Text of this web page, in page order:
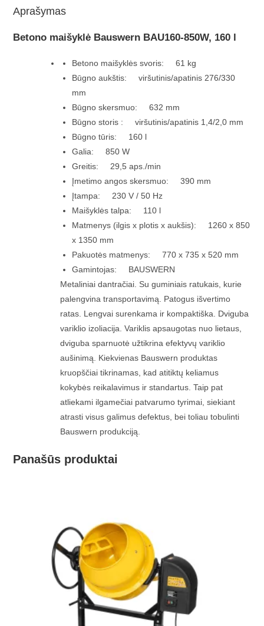
Aprašymas
Betono maišyklė Bauswern BAU160-850W, 160 l
Betono maišyklės svoris: 61 kg
Būgno aukštis: viršutinis/apatinis 276/330
mm
Būgno skersmuo: 632 mm
Būgno storis : viršutinis/apatinis 1,4/2,0 mm
Būgno tūris: 160 l
Galia: 850 W
Greitis: 29,5 aps./min
Įmetimo angos skersmuo: 390 mm
Įtampa: 230 V / 50 Hz
Maišyklės talpa: 110 l
Matmenys (ilgis x plotis x aukšis): 1260 x 850
x 1350 mm
Pakuotės matmenys: 770 x 735 x 520 mm
Gamintojas: BAUSWERN
Metaliniai dantračiai. Su guminiais ratukais, kurie
palengvina transportavimą. Patogus išvertimo
ratas. Lengvai surenkama ir kompaktiška. Dviguba
variklio izoliacija. Variklis apsaugotas nuo lietaus,
dviguba sparnuotė užtikrina efektyvų variklio
aušinimą. Kiekvienas Bauswern produktas
kruopščiai tikrinamas, kad atitiktų keliamus
kokybės reikalavimus ir standartus. Taip pat
atliekami ilgamečiai patvarumo tyrimai, siekiant
atrasti visus galimus defektus, bei toliau tobulinti
Bauswern produkciją.
Panašūs produktai